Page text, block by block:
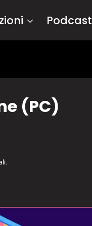
Podcast
(PC)